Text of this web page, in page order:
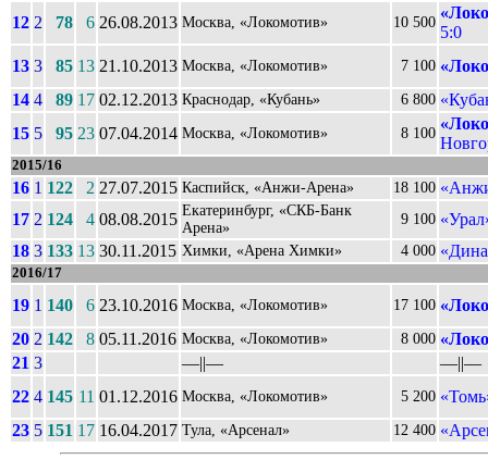
12 2 78 6 26.08.2013 Москва, «Локомотив» 10 500
5:0
13 3 85 13 21.10.2013 Москва, «Локомотив» 7 100
14 4 89 17 02.12.2013 Краснодар, «Кубань» 6 800
15 5 95 23 07.04.2014 Москва, «Локомотив» 8 100
2015/16
16 1 122 2 27.07.2015 Каспийск, «Анжи-Арена» 18 100
17 2 124 4 08.08.2015 Екатеринбург, «СКБ-Банк
Арена»
9 100
18 3 133 13 30.11.2015 Химки, «Арена Химки» 4 000
2016/17
19 1 140 6 23.10.2016 Москва, «Локомотив» 17 100
20 2 142 8 05.11.2016 Москва, «Локомотив» 8 000
21 3 ––||––
––||––
22 4 145 11 01.12.2016 Москва, «Локомотив» 5 200
23 5 151 17 16.04.2017 Тула, «Арсенал» 12 400